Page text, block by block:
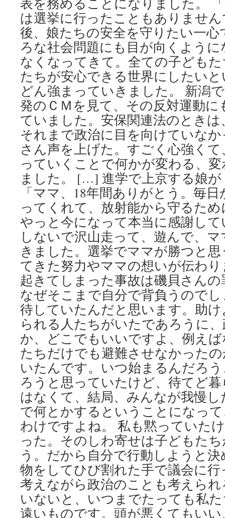
は選挙に行ったこともありませ
後、娘たちの安全を守りたい一
ろな社会問題にも目が向くよう
なくなってきて。全ての子ども
たちが安心できる世界にしたい
どん強まっていきました。 新潟
発のＣＭを見て、その反対運動
ていました。安保関連法のとき
それまで政治に目を向けていな
さん声を上げた。すごく心強く
っていくことで何かが変わる、
ました。 […] 進学で上京する娘
「ママ、18年間ありがとう。毎
ってくれて、放射能から守るた
やっと今になって本当に感謝し
しないで沢山走って、遊んで、
きました。選挙でママが勝つと
てきた努力やママの想いが伝わ
起きてしまった事故は磯貝さん
なぜそこまで自分で背負うので
待していたんだと思います。助
られる人たちがいたであろうに
か、どこでもいいですよ、例え
たちだけでも避難させなかった
いたんです。いつ始まるんだろ
ろうと思っていたけど、待てど
はなくて、結局、みんなが我慢
で何とかするということになっ
わけですよね。 私も黙っていた
った。そのしわ寄せは子どもた
う。だから自分で行動しようと
物をしてひび割れた手で議会に
考えながら政治のことも考えら
いないと、いつまでたっても私
遠いものです。頭が悪くてもい